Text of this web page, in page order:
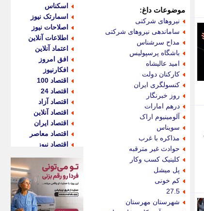
موضوعات داغ:
نیروهای شرکتی
ساماندهی نیروهای شرکتی
مداح سرشناس
باشگاه پرسپولیس
امید عالیشاه
کارکنان دولت
کنسولگری ایران
روز خبرنگار
درهم امارات
آلومینیوم اراک
سویناس
مذاکره با غرب
حوادث غیر مترقبه
کلینیک کسب وکار
پل میشل
کم خونی
27.5
شهرستان مهرستان
اسکناس
اسمارتک نیوز
اصلاحات نیوز
اطلاعات آنلاین
اعتماد آنلاین
افق امروز
افکارنیوز
اقتصاد 100
اقتصاد 24
اقتصاد آزاد
اقتصاد آنلاین
اقتصاد ایران
اقتصاد معاصر
اقتصاد نیوز
اکوفارس
اکونگار
اکونیوز
الف
انتشار آنلاین